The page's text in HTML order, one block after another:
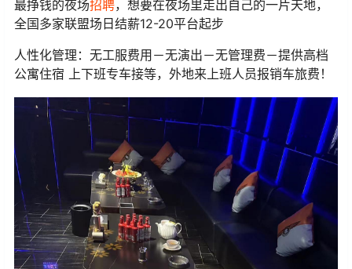
最挣钱的夜场招聘，想要在夜场里走出自己的一片天地，
全国多家联盟场日结薪12-20平台起步
人性化管理：无工服费用－无演出－无管理费－提供高档
公寓住宿 上下班专车接等，外地来上班人员报销车旅费！